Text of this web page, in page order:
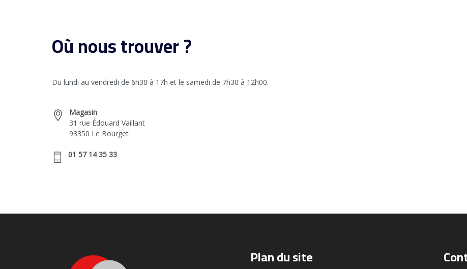
Où nous trouver ?
Du lundi au vendredi de 6h30 à 17h et le samedi de 7h30 à 12h00.
Magasin
31 rue Édouard Vaillant
93350 Le Bourget
01 57 14 35 33
Plan du site